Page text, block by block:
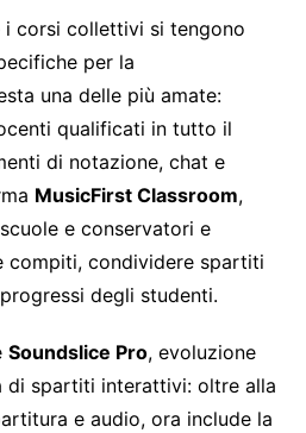
i corsi collettivi si tengono
per la
una delle più amate:
qualificati in tutto il
di notazione, chat e
MusicFirst Classroom,
e conservatori e
compiti, condividere spartiti
degli studenti.
Soundslice Pro, evoluzione
di spartiti interattivi: oltre alla
e audio, ora include la